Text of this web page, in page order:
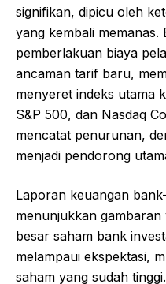
signifikan, dipicu oleh
yang kembali memanas.
pemberlakuan biaya
ancaman tarif baru,
menyeret indeks utama
S&P 500, dan Nasdaq
mencatat penurunan,
menjadi pendorong
Laporan keuangan
menunjukkan
besar saham bank
melampaui ekspektasi,
saham yang sudah